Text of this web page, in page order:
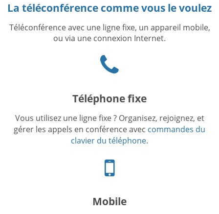
La téléconférence comme vous le voulez
Téléconférence avec une ligne fixe, un appareil mobile,
ou via une connexion Internet.
icon
Téléphone fixe
Vous utilisez une ligne fixe ? Organisez, rejoignez, et
gérer les appels en conférence avec commandes du
clavier du téléphone.
Icône
du
portable
Mobile